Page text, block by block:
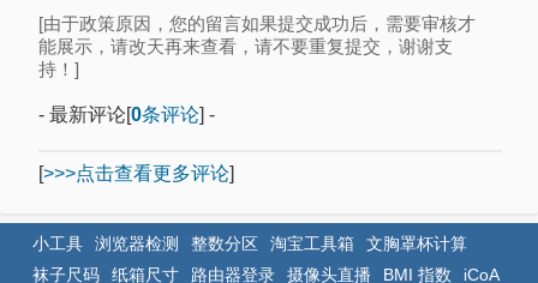
[由于政策原因，您的留言如果提交成功后，需要审核才
能展示，请改天再来查看，请不要重复提交，谢谢支
持！]
- 最新评论[0条评论] -
[>>>点击查看更多评论]
小工具 浏览器检测 整数分区 淘宝工具箱
文胸罩杯计算
袜子尺码
纸箱尺寸 路由器登录 摄像头直播 BMI 指数 iCoA